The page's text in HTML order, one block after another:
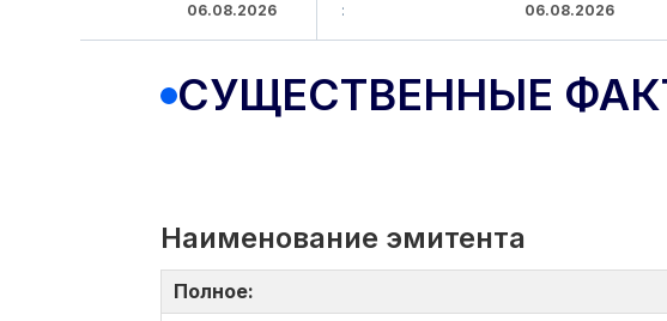
06.08.2026
06.08.2026
СУЩЕСТВЕННЫЕ
Наименование эмитента
Полное: